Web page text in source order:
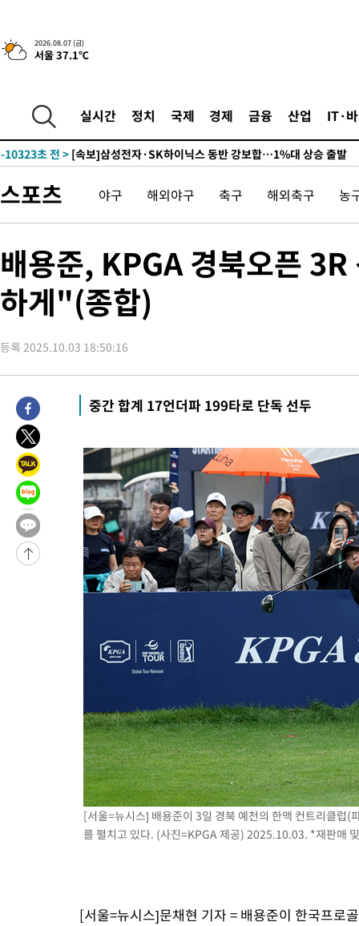
2026.08.07 (금)
서울 37.1℃
실시간 정치 국제 경제 금융 산업 IT·
-13184초 전 >[속보]'300억원대 사기 혐의' 차가원 대표 구속 송치
-12378초 전 > "미 전국적 살모네라 식중독 원인은 멕시코산 할라피뇨"--
-10772초 전 >
[속보]합수본, '투표율 허위 입력' 중앙·서울·경기도 선관위
압수수색
-10527초 전 >
-10323초 전 > [속보]삼성전자·SK하이닉스 동반 강보합…1%대 상승 출발
-10277초 전 >
[속보]코스피, 6300선 재탈환…1.09% 오른 6365.07 개장
-7442초 전 >시리아 다마스쿠스 교외에서 미니버스 폭발.. 14명 부상, 3명은
-1704초 전 >이란, 호르무즈서 "적국 목표물들"과 대치로 남부 케슘섬에서
례 큰 폭발음
-30799초 전 >[속보]종합특검, '계엄 수용공간 확보' 신용해 前교정본부장 기
-29672초 전 >
외신들도 주목한 韓축구 파문…"국민적 공분에 수사 재개"
-28665초 전 >[속보]규제합리화위원회 부위원장에 김태유 서울대 공대 교
병태 후임
-25023초 전 >[속보]국힘 윤리위, '돌려차기 발언' 진종오·서범수 징계 절차
-20348초 전 >
[속보] 7월 중국 수출 23.9%↑ 수입 27.5%↑…무역총액
25.3%↑
-17508초 전 >
-17374초 전 >
[속보]종합특검, '관저이전 봐주기 감사' 유병호 구속기소
-13974초 전 >
민주 콩고 에볼라환자 4천명 돌파, 4053명 발생 1850명 사망
-13224초 전 >
[속보]'300억원대 사기 혐의' 차가원 대표 구속 송치
-12418초 전 >
"미 전국적 살모네라 식중독 원인은 멕시코산 할라피뇨"--
-10931초 전 >
[속보]경찰·노동부, HL만도 평택사업장 끼임 사망 관련 압수
-10812초 전 >
[속보]합수본, '투표율 허위 입력' 중앙·서울·경기도 선관위
[속보]원·달러 환율, 오전 9시 1423.8원
[속보]삼성전자·SK하이닉스 동반 강보합…1%대 상승 출발
[속보]코스피, 6300선 재탈환…1.09% 오른 6365.07 개장
시리아 다마스쿠스 교외에서 미니버스 폭발.. 14명 부상, 3명은
이란, 호르무즈서 "적국 목표물들"과 대치로 남부 케슘섬에서
스포츠 야구 해외야구 축구 해외축구 농
배용준, KPGA 경북오픈
하게"(종합)
등록 2025.10.03 18:50:16
중간 합계 17언더파 199타로 단독 선두
[서울=뉴시스] 배용준이 3일 경북 예천의 한맥 컨트리클럽
를 펼치고 있다. (사진=KPGA 제공) 2025.10.03. *재판매
[서울=뉴시스]문채현 기자 = 배용준이 한국프로